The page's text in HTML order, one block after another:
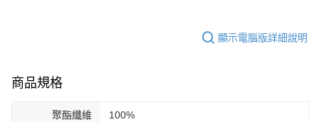
顯示電腦版詳細說明
商品規格
聚酯纖維 100%